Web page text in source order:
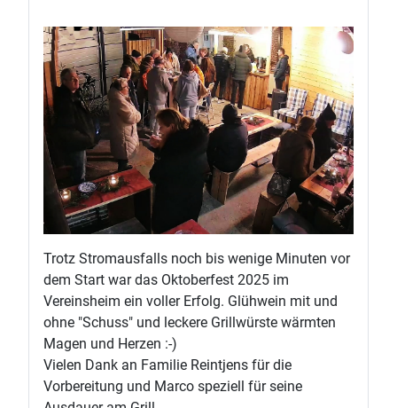
Trotz Stromausfalls noch bis wenige Minuten vor
dem Start war das Oktoberfest 2025 im
Vereinsheim ein voller Erfolg. Glühwein mit und
ohne "Schuss" und leckere Grillwürste wärmten
Magen und Herzen :-)
Vielen Dank an Familie Reintjens für die
Vorbereitung und Marco speziell für seine